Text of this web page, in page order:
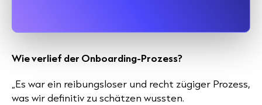
Wie verlief der Onboarding-Prozess?
„Es war ein reibungsloser und recht zügiger Prozess,
was wir definitiv zu schätzen wussten.